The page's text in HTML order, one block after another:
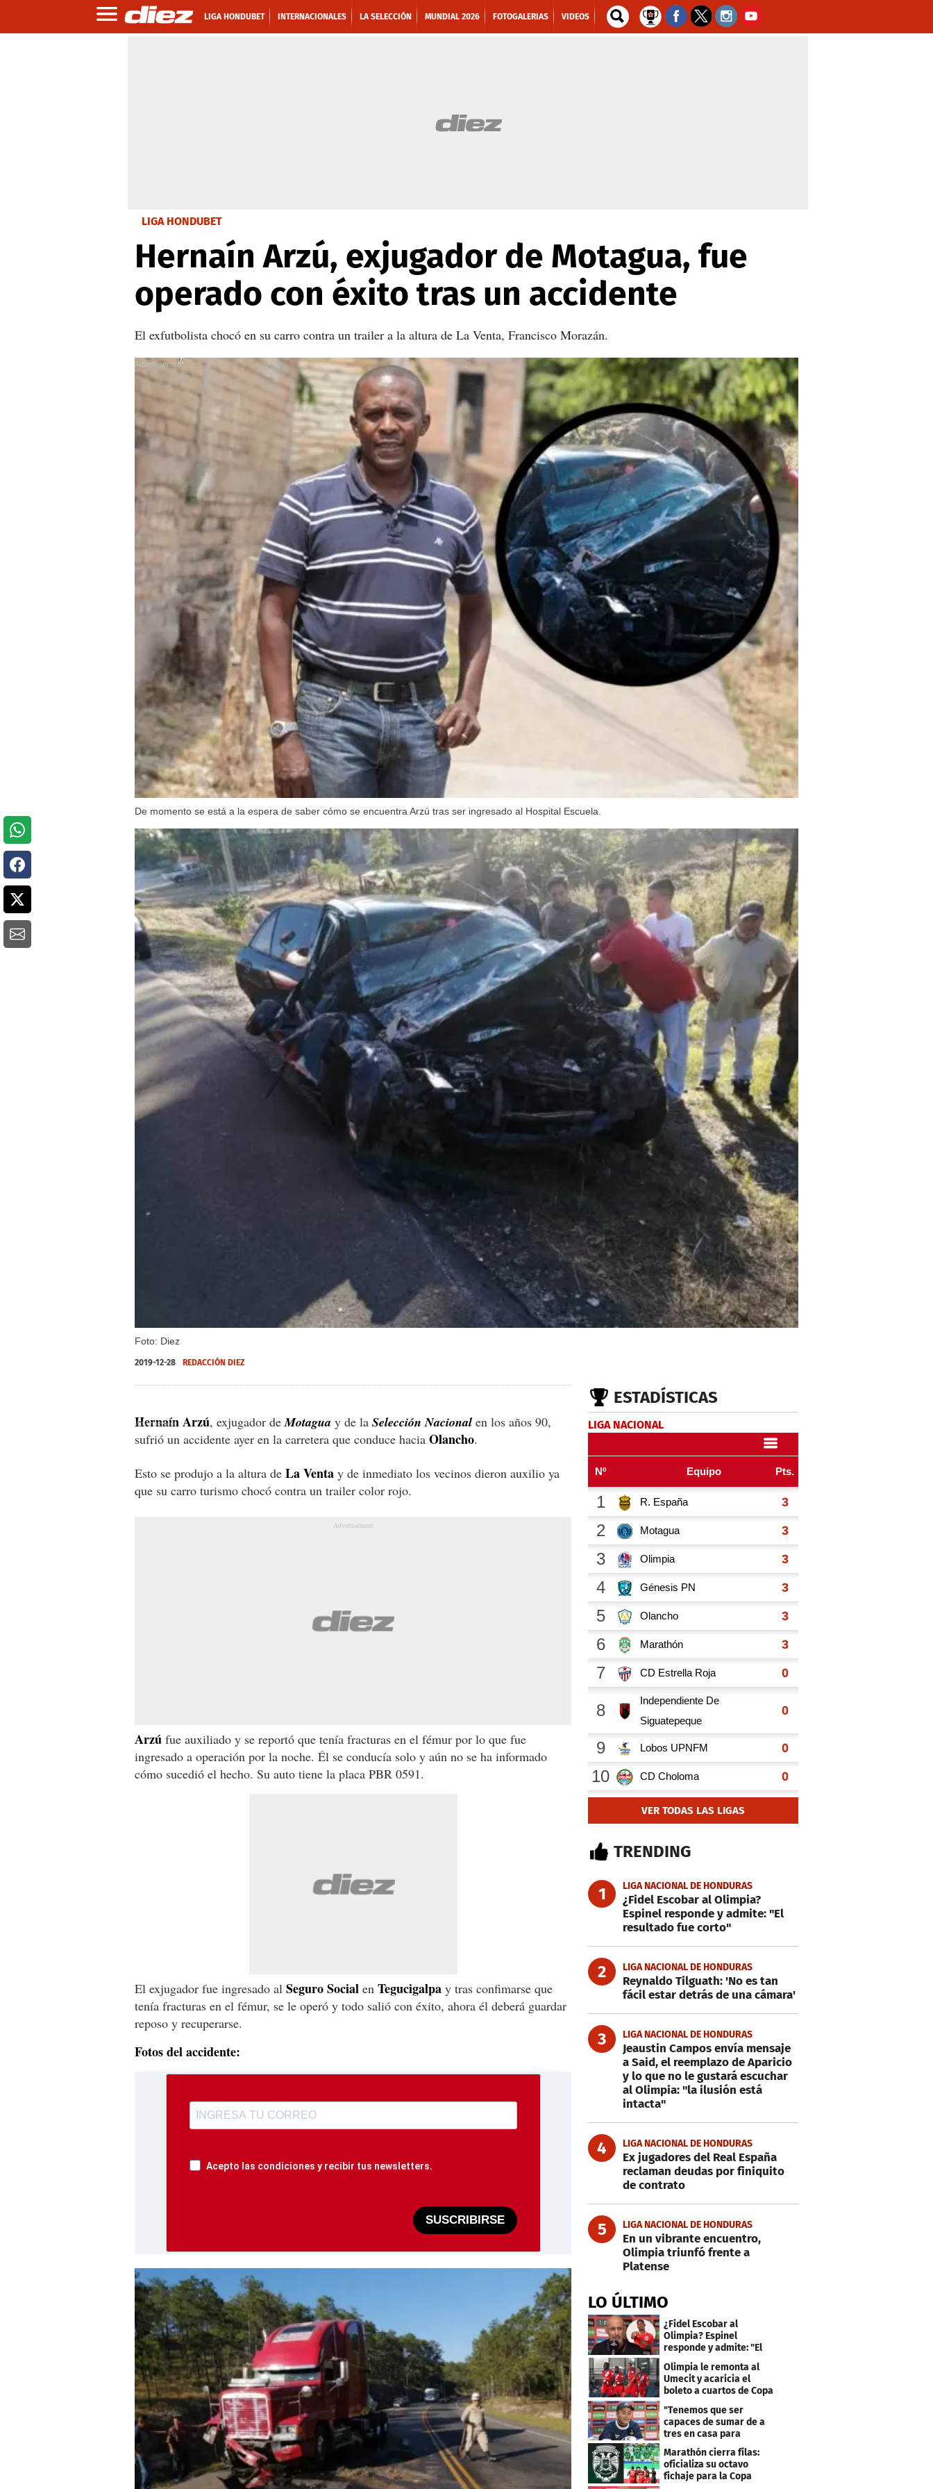
LIGA HONDUBET INTERNACIONALES LA SELECCIÓN MUNDIAL 2026 FOTOGALERIAS VIDEOS
LIGA HONDUBET
Hernaín Arzú, exjugador de Motagua, fue
operado con éxito tras un accidente
El exfutbolista chocó en su carro contra un trailer a la altura de La Venta, Francisco Morazán.
De momento se está a la espera de saber cómo se encuentra Arzú tras ser ingresado al Hospital Escuela.
Foto: Diez
X
X
2019-12-28 REDACCIÓN DIEZ
Hernaín Arzú, exjugador deMotagua y de la Selección Nacional en los años 90,
sufrió un accidente ayer en la carretera que conduce hacia Olancho.
Esto se produjo a la altura de La Venta y de inmediato los vecinos dieron auxilio ya
que su carro turismo chocó contra un trailer color rojo.
Arzú fue auxiliado y se reportó que tenía fracturas en el fémur por lo que fue
ingresado a operación por la noche. Él se conducía solo y aún no se ha informado
cómo sucedió el hecho. Su auto tiene la placa PBR 0591.
El exjugador fue ingresado al Seguro Social en Tegucigalpa y tras confimarse que
tenía fracturas en el fémur, se le operó y todo salió con éxito, ahora él deberá guardar
reposo y recuperarse.
Fotos del accidente:
Acepto las condiciones y recibir tus newsletters.
SUSCRIBIRSE
ESTADÍSTICAS
LIGA NACIONAL
VER TODAS LAS LIGAS
TRENDING
1 LIGA NACIONAL DE HONDURAS
¿Fidel Escobar al Olimpia?
Espinel responde y admite: "El
resultado fue corto"
2 LIGA NACIONAL DE HONDURAS
Reynaldo Tilguath: 'No es tan
fácil estar detrás de una cámara'
3 LIGA NACIONAL DE HONDURAS
Jeaustin Campos envía mensaje
a Said, el reemplazo de Aparicio
y lo que no le gustará escuchar
al Olimpia: "la ilusión está
intacta"
4 LIGA NACIONAL DE HONDURAS
Ex jugadores del Real España
reclaman deudas por finiquito
de contrato
5 LIGA NACIONAL DE HONDURAS
En un vibrante encuentro,
Olimpia triunfó frente a
Platense
LO ÚLTIMO
¿Fidel Escobar al
Olimpia? Espinel
responde y admite: "El
resultado fue corto"
Olimpia le remonta al
Umecit y acaricia el
boleto a cuartos de Copa
"Tenemos que ser
capaces de sumar de a
tres en casa para
asegurar la
clasificación"
Marathón cierra filas:
oficializa su octavo
fichaje para la Copa